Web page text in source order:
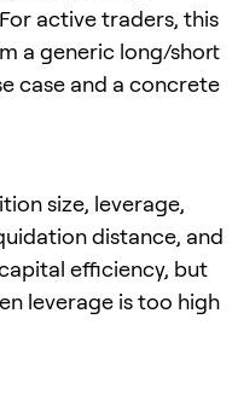
active traders, this
a generic long/short
case and a concrete
size, leverage,
distance, and
efficiency, but
leverage is too high